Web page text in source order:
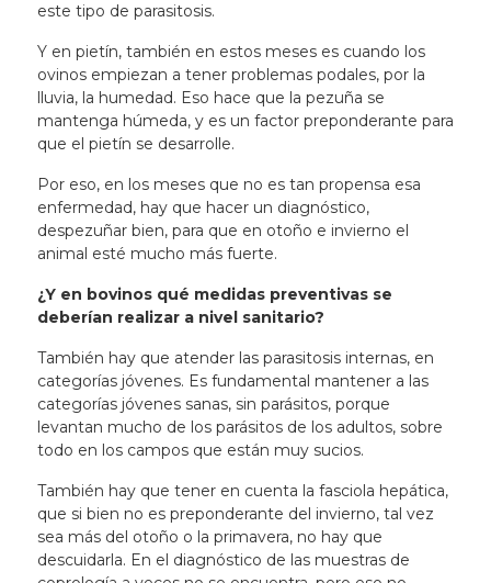
este tipo de parasitosis.
Y en pietín, también en estos meses es cuando los
ovinos empiezan a tener problemas podales, por la
lluvia, la humedad. Eso hace que la pezuña se
mantenga húmeda, y es un factor preponderante para
que el pietín se desarrolle.
Por eso, en los meses que no es tan propensa esa
enfermedad, hay que hacer un diagnóstico,
despezuñar bien, para que en otoño e invierno el
animal esté mucho más fuerte.
¿Y en bovinos qué medidas preventivas se
deberían realizar a nivel sanitario?
También hay que atender las parasitosis internas, en
categorías jóvenes. Es fundamental mantener a las
categorías jóvenes sanas, sin parásitos, porque
levantan mucho de los parásitos de los adultos, sobre
todo en los campos que están muy sucios.
También hay que tener en cuenta la fasciola hepática,
que si bien no es preponderante del invierno, tal vez
sea más del otoño o la primavera, no hay que
descuidarla. En el diagnóstico de las muestras de